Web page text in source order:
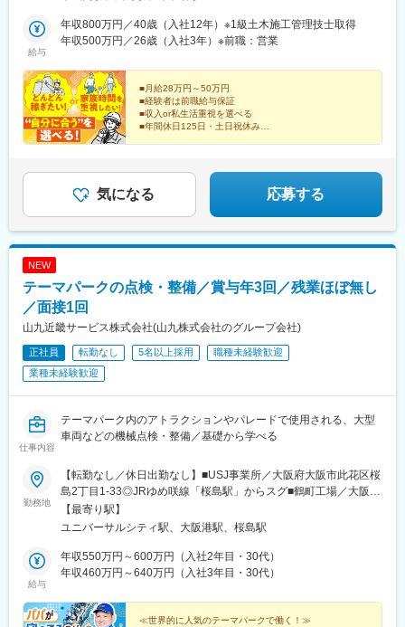
望を考慮して決定！※東北・関東・東海・北陸・福岡で積極採用
中！＜プロジェクト先＞北海道・東北（北海道・青森、岩手、宮
城、栃木、群馬、山梨）東海（岐阜、静岡、愛知、三重）北陸
（新潟、富山、石川、福井、長野）関西（滋賀、京都、大阪、兵
庫、奈良、和歌山）中国（鳥取、島根、岡山、広島、山口）四国
（徳島、香川、愛媛、高知）九州・沖縄（福岡、佐賀、長崎、熊
本、大分、宮崎、鹿児島、沖縄）【本社所在地】■東京都千代田区
り徒歩3分※受動喫煙対策：本社／社内分煙、派遣先／敷地内原則
禁煙（プロジェクト先によっては喫煙所あり）
給与
年収800万円／40歳（入社12年）※1級土木施工管理技士取得
年収500万円／26歳（入社3年）※前職：営業
■月給28万円～50万円
■経験者は前職給与保証
■収入or私生活重視を選べる
■年間休日125日・土日祝休み
上場企業グループで理想の働き方を叶えませんか？
気になる 応募する
NEW
テーマパークの点検・整備／賞与年3回／残業ほぼ無し
／面接1回
山九近畿サービス株式会社(山九株式会社のグループ会社)
正社員 転勤なし 5名以上採用
職種未経験歓迎
業種未経験歓迎
仕事内容
テーマパーク内のアトラクションやパレードで使用される、大型
車両などの機械点検・整備／基礎から学べる
勤務地
【転勤なし／休日出勤なし】■USJ事業所／大阪府大阪市此花区桜
島2丁目1-33◎JRゆめ咲線「桜島駅」からスグ■鶴町工場／大阪府
大阪市大正区鶴町3丁目※U・Iターン歓迎※受動喫煙対策：敷地内
禁煙
【最寄り駅】
ユニバーサルシティ駅、大阪港駅、桜島駅
給与
年収550万円～600万円（入社2年目・30代）
年収460万円～640万円（入社3年目・30代）
≪世界的に人気のテーマパークで働く！≫